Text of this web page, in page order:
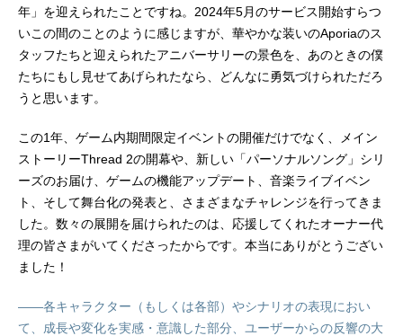
隠岐谷誓：中澤まさとも【強行部】
節見静：松岡禎丞御門尊：小野友樹
新開戦：小林親弘相沢篠信：広瀬裕
也【交渉部】在間樹帆：佐藤拓也祠
有：坂田将吾神家：仲村宗悟麻波
麗：吉野...
年」を迎えられたことですね。2024年5月のサービス開始すらつ
いこの間のことのように感じますが、華やかな装いのAporiaのス
タッフたちと迎えられたアニバーサリーの景色を、あのときの僕
たちにもし見せてあげられたなら、どんなに勇気づけられただろ
うと思います。
この1年、ゲーム内期間限定イベントの開催だけでなく、メイン
ストーリーThread 2の開幕や、新しい「パーソナルソング」シリ
ーズのお届け、ゲームの機能アップデート、音楽ライブイベン
ト、そして舞台化の発表と、さまざまなチャレンジを行ってきま
した。数々の展開を届けられたのは、応援してくれたオーナー代
理の皆さまがいてくださったからです。本当にありがとうござい
ました！
――各キャラクター（もしくは各部）やシナリオの表現におい
て、成長や変化を実感・意識した部分、ユーザーからの反響の大